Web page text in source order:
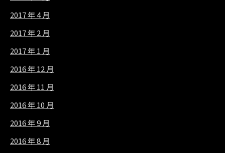
2017 年 4 月
2017 年 2 月
2017 年 1 月
2016 年 12 月
2016 年 11 月
2016 年 10 月
2016 年 9 月
2016 年 8 月